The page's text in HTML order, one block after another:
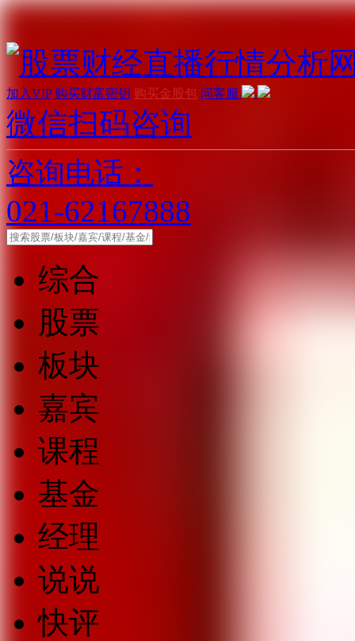
加入VIP 购买财富密钥 购买金股包 问客服
微信扫码咨询
咨询电话：
021-62167888
综合
股票
板块
嘉宾
课程
基金
经理
说说
快评